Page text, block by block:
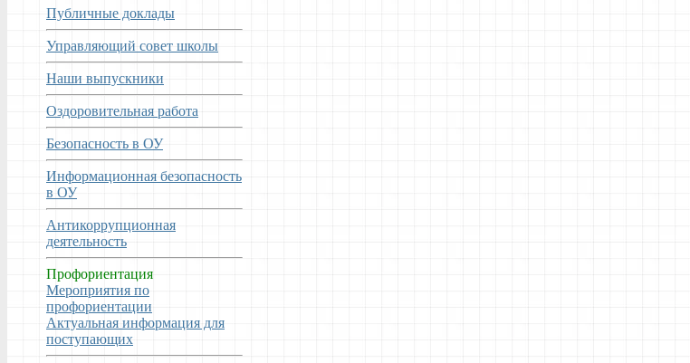
Публичные доклады
Управляющий совет школы
Наши выпускники
Оздоровительная работа
Безопасность в ОУ
Информационная безопасность
в ОУ
Антикоррупционная
деятельность
Профориентация
Мероприятия по
профориентации
Актуальная информация для
поступающих